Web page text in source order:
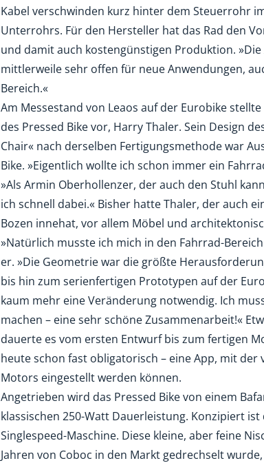
Kabel verschwinden kurz hinter dem Steuerrohr
Unterrohrs. Für den Hersteller hat das Rad den
und damit auch kostengünstigen Produktion.
mittlerweile sehr offen für neue Anwendungen,
Bereich.«
Am Messestand von Leaos auf der Eurobike
des Pressed Bike vor, Harry Thaler. Sein Design
Chair« nach derselben Fertigungsmethode war
Bike. »Eigentlich wollte ich schon immer ein
»Als Armin Oberhollenzer, der auch den Stuhl
ich schnell dabei.« Bisher hatte Thaler, der auch
Bozen innehat, vor allem Möbel und
»Natürlich musste ich mich in den Fahrrad-
er. »Die Geometrie war die größte
bis hin zum serienfertigen Prototypen auf der
kaum mehr eine Veränderung notwendig. Ich
machen – eine sehr schöne Zusammenarbeit!«
dauerte es vom ersten Entwurf bis zum fertigen
heute schon fast obligatorisch – eine App, mit der
Motors eingestellt werden können.
Angetrieben wird das Pressed Bike von einem
klassischen 250-Watt Dauerleistung. Konzipiert ist
Singlespeed-Maschine. Diese kleine, aber feine
Jahren von Coboc in den Markt gedrechselt